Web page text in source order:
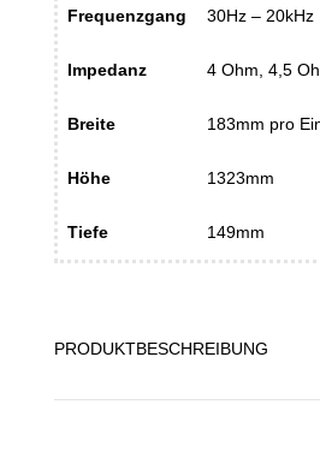
Frequenzgang 30Hz – 20kHz
Impedanz 4 Ohm, 4,5
Breite 183mm pro
Höhe 1323mm
Tiefe 149mm
PRODUKTBESCHREIBUNG